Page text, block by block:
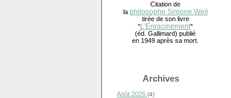
Citation de
la philosophe Simone Weil
tirée de son livre
"L'Enracinement"
(éd. Gallimard) publié
en 1949 après sa mort.
Archives
Août 2026 (4)